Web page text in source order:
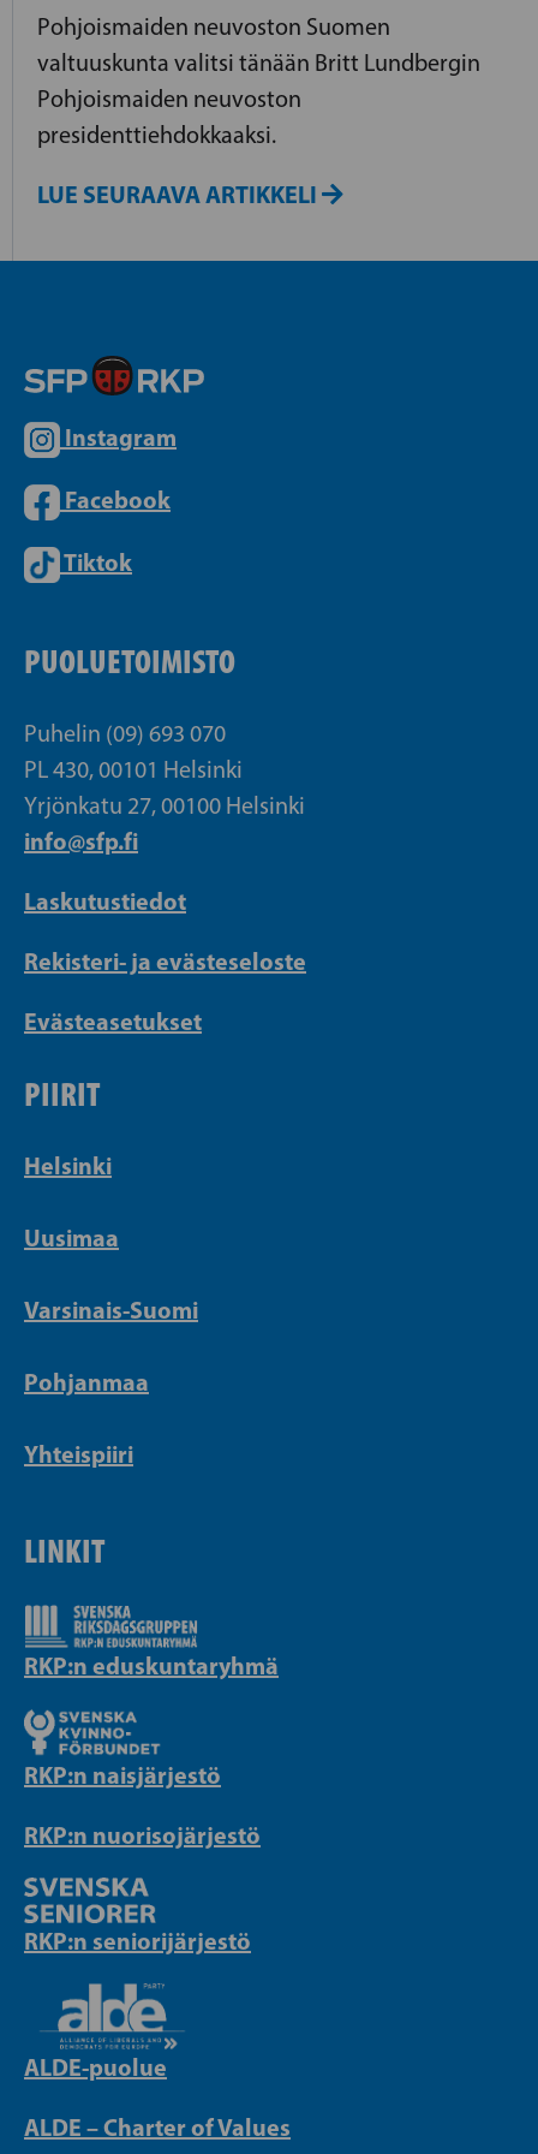
Pohjoismaiden neuvoston Suomen
valtuuskunta valitsi tänään Britt Lundbergin
Pohjoismaiden neuvoston
presidenttiehdokkaaksi.
LUE SEURAAVA ARTIKKELI
Instagram
Facebook
Tiktok
PUOLUETOIMISTO
Puhelin (09) 693 070
PL 430, 00101 Helsinki
Yrjönkatu 27, 00100 Helsinki
info@sfp.fi
Laskutustiedot
Rekisteri- ja evästeseloste
Evästeasetukset
PIIRIT
Helsinki
Uusimaa
Varsinais-Suomi
Pohjanmaa
Yhteispiiri
LINKIT
RKP:n eduskuntaryhmä
RKP:n naisjärjestö
RKP:n nuorisojärjestö
RKP:n seniorijärjestö
ALDE-puolue
ALDE – Charter of Values